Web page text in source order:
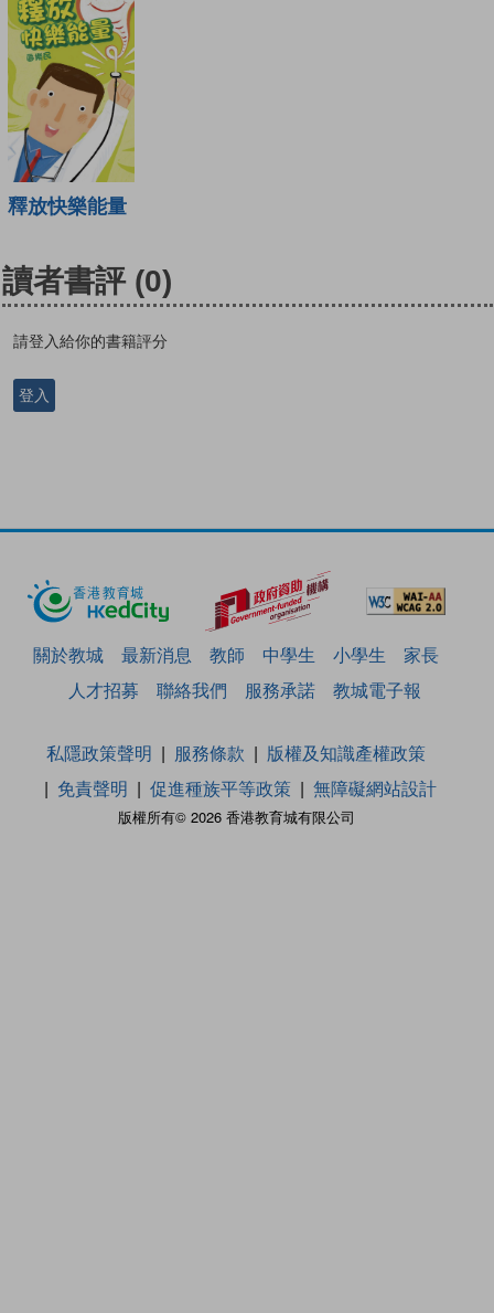
釋放快樂能量
讀者書評 (0)
請登入給你的書籍評分
登入
關於教城 最新消息 教師 中學生 小學生
家長
人才招募
聯絡我們 服務承諾 教城電子報
版權所有© 2026 香港教育城有限公司
私隱政策聲明 服務條款
版權及知識產權政策
免責聲明
促進種族平等政策 無障礙網站設計